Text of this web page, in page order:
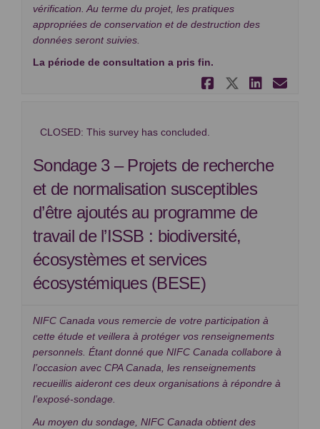
vérification. Au terme du projet, les pratiques
appropriées de conservation et de destruction des
données seront suivies.
La période de consultation a pris fin.
Partager
CLOSED: This survey has concluded.
Sondage 3 – Projets de recherche
et de normalisation susceptibles
d’être ajoutés au programme de
travail de l’ISSB : biodiversité,
écosystèmes et services
écosystémiques (BESE)
NIFC Canada vous remercie de votre participation à
cette étude et veillera à protéger vos renseignements
personnels. Étant donné que NIFC Canada collabore à
l’occasion avec CPA Canada, les renseignements
recueillis aideront ces deux organisations à répondre à
l’exposé-sondage.
Au moyen du sondage, NIFC Canada obtient des